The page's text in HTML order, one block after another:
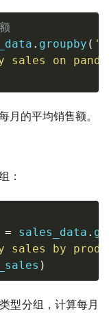
. groupby (
sales on
月的平均销售额。
：
= sales_data .
sales by
)
型分组，计算每月